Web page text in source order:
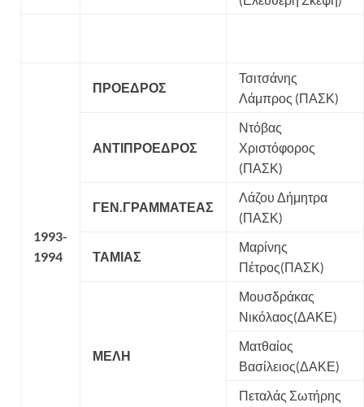
1993-
1994
ΠΡΟΕΔΡΟΣ
Τσιτσάνης
Λάμπρος (ΠΑΣΚ)
ΑΝΤΙΠΡΟΕΔΡΟΣ
Ντόβας
Χριστόφορος
(ΠΑΣΚ)
ΓΕΝ.ΓΡΑΜΜΑΤΕΑΣ
Λάζου Δήμητρα
(ΠΑΣΚ)
ΤΑΜΙΑΣ
Μαρίνης
Πέτρος(ΠΑΣΚ)
ΜΕΛΗ
Μουσδράκας
Νικόλαος(ΔΑΚΕ)
Ματθαίος
Βασίλειος(ΔΑΚΕ)
Πεταλάς Σωτήρης